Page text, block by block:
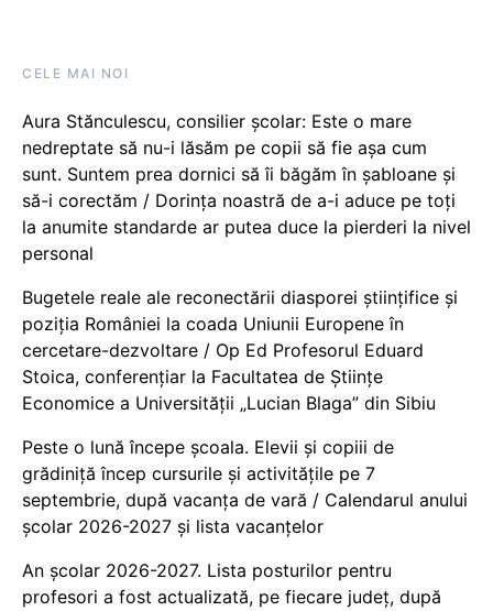
CELE MAI NOI
Aura Stănculescu, consilier școlar: Este o mare
nedreptate să nu-i lăsăm pe copii să fie așa cum
sunt. Suntem prea dornici să îi băgăm în șabloane și
să-i corectăm / Dorința noastră de a-i aduce pe toți
la anumite standarde ar putea duce la pierderi la nivel
personal
Bugetele reale ale reconectării diasporei științifice și
poziția României la coada Uniunii Europene în
cercetare-dezvoltare / Op Ed Profesorul Eduard
Stoica, conferențiar la Facultatea de Științe
Economice a Universității „Lucian Blaga” din Sibiu
Peste o lună începe școala. Elevii și copiii de
grădiniță încep cursurile și activitățile pe 7
septembrie, după vacanța de vară / Calendarul anului
școlar 2026-2027 și lista vacanțelor
An școlar 2026-2027. Lista posturilor pentru
profesori a fost actualizată, pe fiecare județ, după